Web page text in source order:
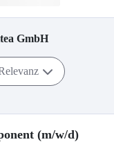
GmbH
(m/w/d)